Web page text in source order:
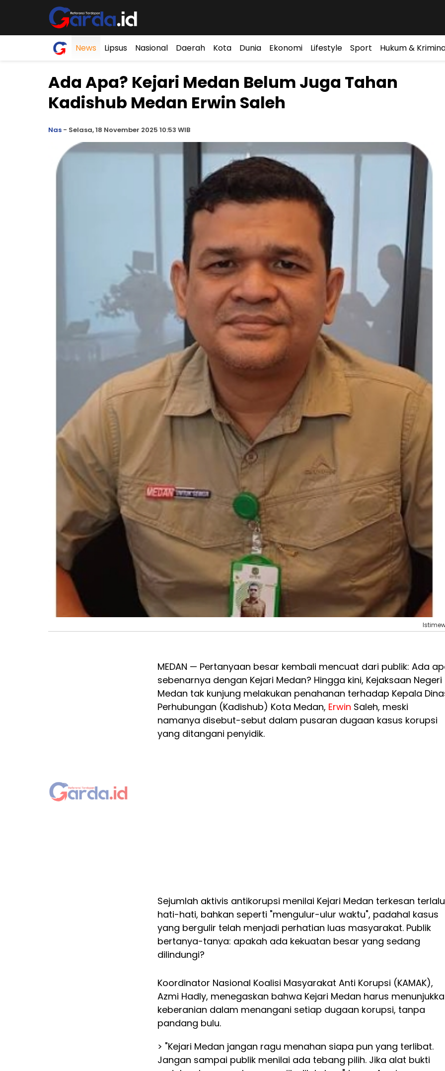
News Lipsus Nasional Daerah Kota Dunia Ekonomi Lifestyle Sport Hukum &
Ada Apa? Kejari Medan Belum Juga Tahan
Kadishub Medan Erwin Saleh
Nas - Selasa, 18 November 2025 10:53 WIB
MEDAN — Pertanyaan besar kembali mencuat dari publik: Ada
sebenarnya dengan Kejari Medan? Hingga kini, Kejaksaan Negeri
Medan tak kunjung melakukan penahanan terhadap Kepala
Perhubungan (Kadishub) Kota Medan, Erwin Saleh, meski
namanya disebut-sebut dalam pusaran dugaan kasus korupsi
yang ditangani penyidik.
Sejumlah aktivis antikorupsi menilai Kejari Medan terkesan terlalu
hati-hati, bahkan seperti "mengulur-ulur waktu", padahal kasus
yang bergulir telah menjadi perhatian luas masyarakat. Publik
bertanya-tanya: apakah ada kekuatan besar yang sedang
dilindungi?
Koordinator Nasional Koalisi Masyarakat Anti Korupsi (KAMAK),
Azmi Hadly, menegaskan bahwa Kejari Medan harus
keberanian dalam menangani setiap dugaan korupsi, tanpa
pandang bulu.
> "Kejari Medan jangan ragu menahan siapa pun yang terlibat.
Jangan sampai publik menilai ada tebang pilih. Jika alat bukti